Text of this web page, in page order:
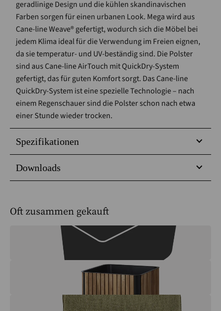
geradlinige Design und die kühlen skandinavischen
Farben sorgen für einen urbanen Look. Mega wird aus
Cane-line Weave® gefertigt, wodurch sich die Möbel bei
jedem Klima ideal für die Verwendung im Freien eignen,
da sie temperatur- und UV-beständig sind. Die Polster
sind aus Cane-line AirTouch mit QuickDry-System
gefertigt, das für guten Komfort sorgt. Das Cane-line
QuickDry-System ist eine spezielle Technologie – nach
einem Regenschauer sind die Polster schon nach etwa
einer Stunde wieder trocken.
Spezifikationen
Downloads
Oft zusammen gekauft